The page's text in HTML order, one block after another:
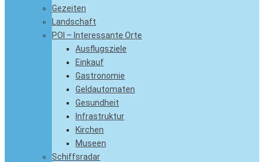
Gezeiten
Landschaft
POI – Interessante Orte
Ausflugsziele
Einkauf
Gastronomie
Geldautomaten
Gesundheit
Infrastruktur
Kirchen
Museen
Schiffsradar